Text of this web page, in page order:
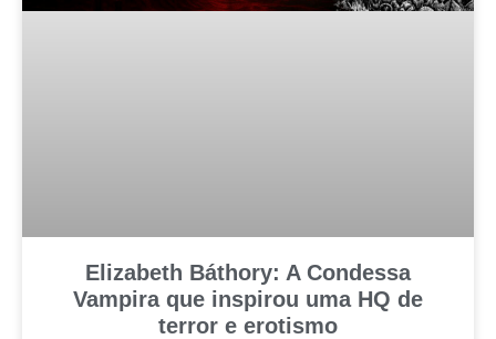
Elizabeth Báthory: A Condessa
Vampira que inspirou uma HQ de
terror e erotismo